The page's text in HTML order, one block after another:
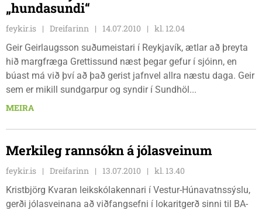
„hundasundi“
feykir.is Dreifarinn 14.07.2010
kl. 12.04
Geir Geirlaugsson suðumeistari í Reykjavík, ætlar að þreyta
hið margfræga Grettissund næst þegar gefur í sjóinn, en
búast má við því að það gerist jafnvel allra næstu daga. Geir
sem er mikill sundgarpur og syndir í Sundhöl...
MEIRA
Merkileg rannsókn á jólasveinum
feykir.is Dreifarinn 13.07.2010
kl. 13.40
Kristbjörg Kvaran leikskólakennari í Vestur-Húnavatnssýslu,
gerði jólasveinana að viðfangsefni í lokaritgerð sinni til BA-